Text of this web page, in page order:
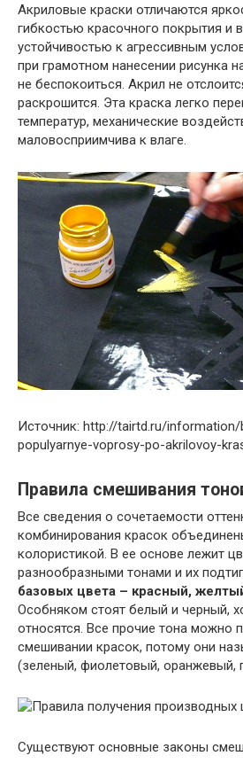
Акриловые краски отличаются
гибкостью красочного покрытия и
устойчивостью к агрессивным
при грамотном нанесении рисунка
не беспокоиться. Акрил не
раскрошится. Эта краска легко
температур, механические
маловосприимчива к влаге.
Источник: http://tairtd.ru/
populyarnye-voprosy-po-akrilovoy-
Правила смешивания
Все сведения о сочетаемости
комбинирования красок
колористикой. В ее основе лежит
разнообразными тонами и их
базовых цвета – красный,
Особняком стоят белый и черный,
относятся. Все прочие тона можно
смешивании красок, потому они
(зеленый, фиолетовый, оранжевый,
Существуют основные законы